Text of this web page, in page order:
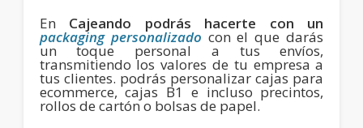
En Cajeando podrás hacerte con un
packaging personalizado con el que darás
un toque personal a tus envíos,
transmitiendo los valores de tu empresa a
tus clientes. podrás personalizar cajas para
ecommerce, cajas B1 e incluso precintos,
rollos de cartón o bolsas de papel.